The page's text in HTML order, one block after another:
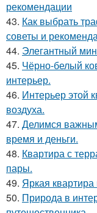
рекомендации
43. Как выбрать
советы и
44. Элегантный
45. Чёрно-белый
интерьер.
46. Интерьер этой
воздуха.
47. Делимся
время и деньги.
48. Квартира с
пары.
49. Яркая квартира
50. Природа в